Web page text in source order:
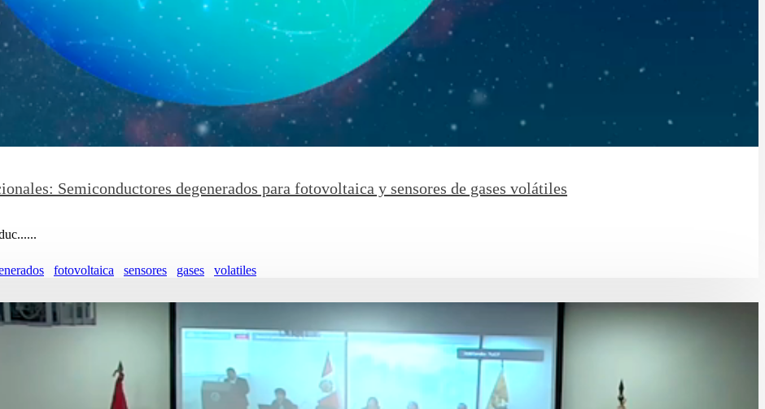
Semiconductores degenerados para fotovoltaica y sensores de gases volátiles
fotovoltaica sensores gases volatiles